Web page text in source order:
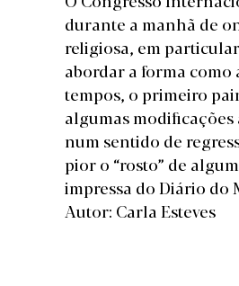
durante a manhã de
religiosa, em
abordar a forma como
tempos, o primeiro
algumas
num sentido de
pior o “rosto” de
impressa do Diário do
Autor: Carla Esteves